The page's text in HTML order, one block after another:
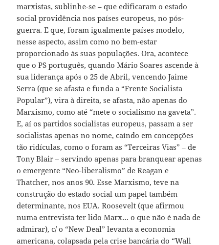
marxistas, sublinhe-se – que edificaram o estado
social providência nos países europeus, no pós-
guerra. E que, foram igualmente países modelo,
nesse aspecto, assim como no bem-estar
proporcionado às suas populações. Ora, acontece
que o PS português, quando Mário Soares ascende à
sua liderança após o 25 de Abril, vencendo Jaime
Serra (que se afasta e funda a “Frente Socialista
Popular”), vira à direita, se afasta, não apenas do
Marxismo, como até “mete o socialismo na gaveta”.
E, aí os partidos socialistas europeus, passam a ser
socialistas apenas no nome, caíndo em concepções
tão ridículas, como o foram as “Terceiras Vias” – de
Tony Blair – servindo apenas para branquear apenas
o emergente “Neo-liberalismo” de Reagan e
Thatcher, nos anos 90. Esse Marxismo, teve na
construção do estado social um papel também
determinante, nos EUA. Roosevelt (que afirmou
numa entrevista ter lido Marx… o que não é nada de
admirar), c/ o “New Deal” levanta a economia
americana, colapsada pela crise bancária do “Wall